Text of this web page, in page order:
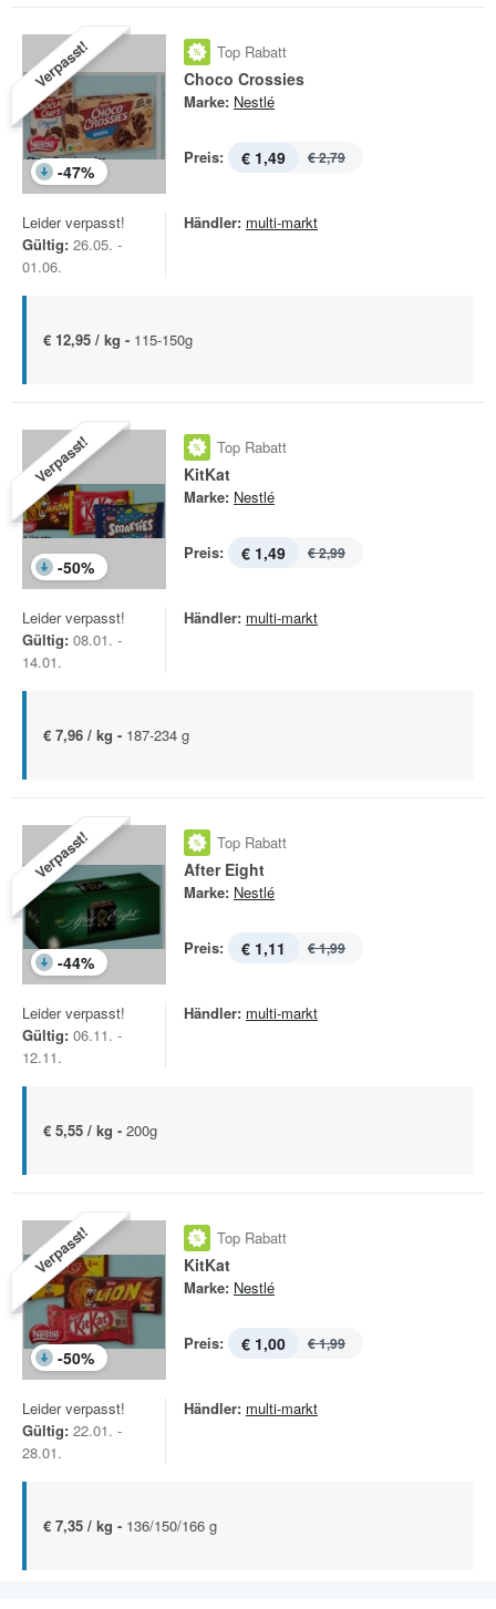
Verpasst!
-47%
Top Rabatt
Choco Crossies
Marke: Nestlé
Preis: € 1,49 € 2,79
Leider verpasst!
Gültig: 26.05. -
01.06.
Händler: multi-markt
€ 12,95 / kg - 115-150g
Verpasst!
-50%
Top Rabatt
KitKat
Marke: Nestlé
Preis: € 1,49 € 2,99
Leider verpasst!
Gültig: 08.01. -
14.01.
Händler: multi-markt
€ 7,96 / kg - 187-234 g
Verpasst!
-44%
Top Rabatt
After Eight
Marke: Nestlé
Preis: € 1,11 € 1,99
Leider verpasst!
Gültig: 06.11. -
12.11.
Händler: multi-markt
€ 5,55 / kg - 200g
Verpasst!
-50%
Top Rabatt
KitKat
Marke: Nestlé
Preis: € 1,00 € 1,99
Leider verpasst!
Gültig: 22.01. -
28.01.
Händler: multi-markt
€ 7,35 / kg - 136/150/166 g